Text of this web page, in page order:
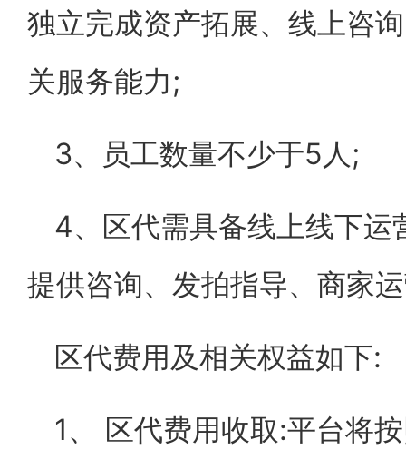
独立完成资产拓展、线上咨
关服务能力;
3、员工数量不少于5人;
4、区代需具备线上线下运
提供咨询、发拍指导、商家
区代费用及相关权益如下:
1、 区代费用收取:平台将